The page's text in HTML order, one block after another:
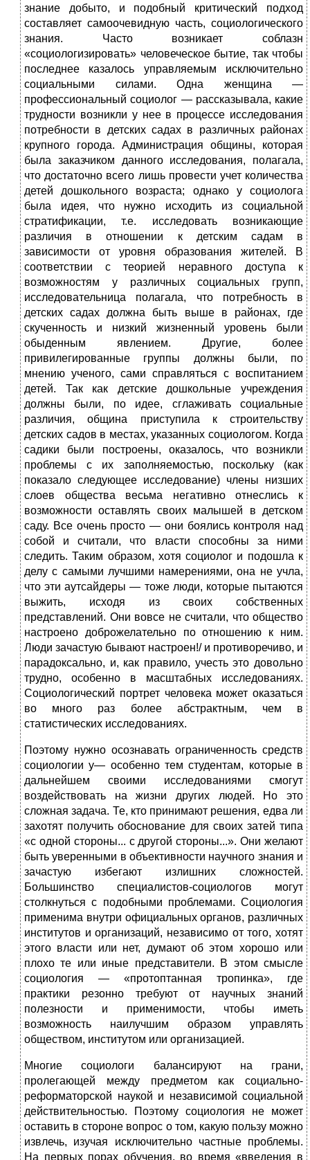
знание добыто, и подобный критический подход
составляет самоочевидную часть, социологического
знания. Часто возникает соблазн
«социологизировать» человеческое бытие, так чтобы
последнее казалось управляемым исключительно
социальными силами. Одна женщина —
профессиональный социолог — рассказывала, какие
трудности возникли у нее в процессе исследования
потребности в детских садах в различных районах
крупного города. Администрация общины, которая
была заказчиком данного исследования, полагала,
что достаточно всего лишь провести учет количества
детей дошкольного возраста; однако у социолога
была идея, что нужно исходить из социальной
стратификации, т.е. исследовать возникающие
различия в отношении к детским садам в
зависимости от уровня образования жителей. В
соответствии с теорией неравного доступа к
возможностям у различных социальных групп,
исследовательница полагала, что потребность в
детских садах должна быть выше в районах, где
скученность и низкий жизненный уровень были
обыденным явлением. Другие, более
привилегированные группы должны были, по
мнению ученого, сами справляться с воспитанием
детей. Так как детские дошкольные учреждения
должны были, по идее, сглаживать социальные
различия, община приступила к строительству
детских садов в местах, указанных социологом. Когда
садики были построены, оказалось, что возникли
проблемы с их заполняемостью, поскольку (как
показало следующее исследование) члены низших
слоев общества весьма негативно отнеслись к
возможности оставлять своих малышей в детском
саду. Все очень просто — они боялись контроля над
собой и считали, что власти способны за ними
следить. Таким образом, хотя социолог и подошла к
делу с самыми лучшими намерениями, она не учла,
что эти аутсайдеры — тоже люди, которые пытаются
выжить, исходя из своих собственных
представлений. Они вовсе не считали, что общество
настроено доброжелательно по отношению к ним.
Люди зачастую бывают настроен!/ и противоречиво, и
парадоксально, и, как правило, учесть это довольно
трудно, особенно в масштабных исследованиях.
Социологический портрет человека может оказаться
во много раз более абстрактным, чем в
статистических исследованиях.
Поэтому нужно осознавать ограниченность средств
социологии у— особенно тем студентам, которые в
дальнейшем своими исследованиями смогут
воздействовать на жизни других людей. Но это
сложная задача. Те, кто принимают решения, едва ли
захотят получить обоснование для своих затей типа
«с одной стороны... с другой стороны...». Они желают
быть уверенными в объективности научного знания и
зачастую избегают излишних сложностей.
Большинство специалистов-социологов могут
столкнуться с подобными проблемами. Социология
применима внутри официальных органов, различных
институтов и организаций, независимо от того, хотят
этого власти или нет, думают об этом хорошо или
плохо те или иные представители. В этом смысле
социология — «протоптанная тропинка», где
практики резонно требуют от научных знаний
полезности и применимости, чтобы иметь
возможность наилучшим образом управлять
обществом, институтом или организацией.
Многие социологи балансируют на грани,
пролегающей между предметом как социально-
реформаторской наукой и независимой социальной
действительностью. Поэтому социология не может
оставить в стороне вопрос о том, какую пользу можно
извлечь, изучая исключительно частные проблемы.
На первых порах обучения, во время «введения в